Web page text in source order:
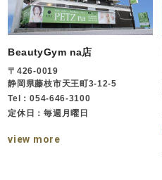
BeautyGym na店
〒426-0019
静岡県藤枝市天王町3-12-5
Tel：054-646-3100
定休日：毎週月曜日
view more